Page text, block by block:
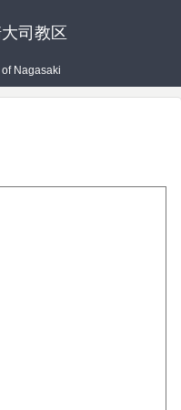
司教区
Nagasaki